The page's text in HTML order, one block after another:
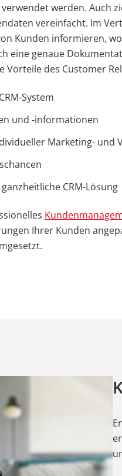
werden. Auch
vereinfacht. Im
Kunden informieren,
eine genaue
Vorteile des Customer
System
und -informationen
Marketing- und
CRM-Lösung
Ihrer Kunden